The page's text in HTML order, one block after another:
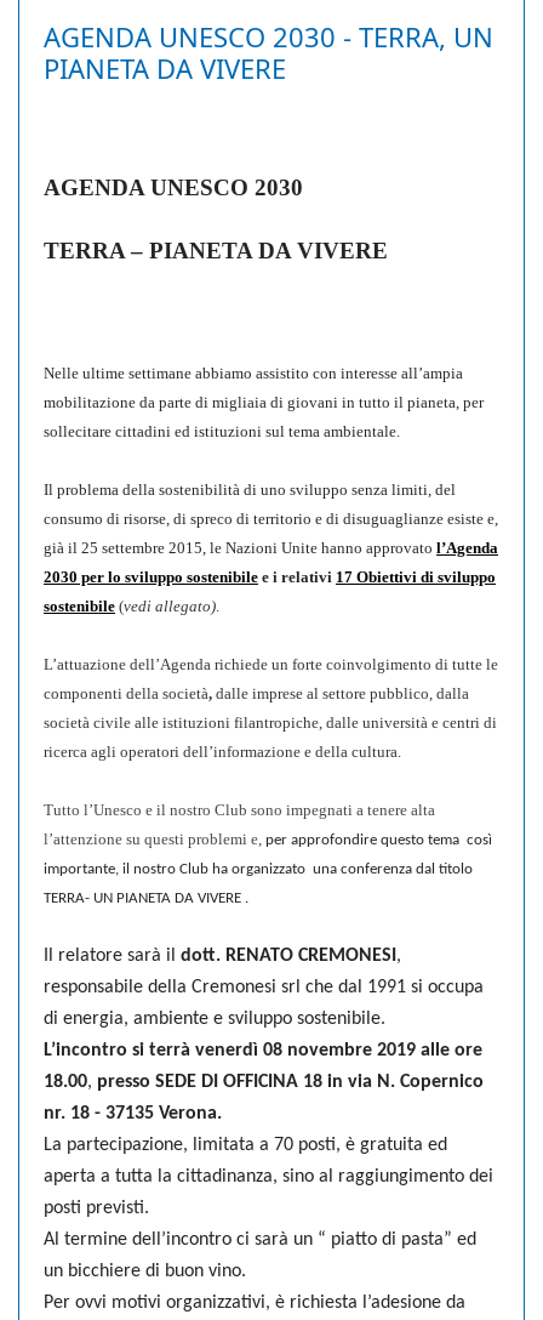
AGENDA UNESCO 2030 - TERRA, UN
PIANETA DA VIVERE
AGENDA UNESCO 2030
TERRA – PIANETA DA VIVERE
Nelle ultime settimane abbiamo assistito con interesse all’ampia
mobilitazione da parte di migliaia di giovani in tutto il pianeta, per
sollecitare cittadini ed istituzioni sul tema ambientale.
Il problema della sostenibilità di uno sviluppo senza limiti, del
consumo di risorse, di spreco di territorio e di disuguaglianze esiste e,
già il 25 settembre 2015, le Nazioni Unite hanno approvato l’Agenda
2030 per lo sviluppo sostenibile e i relativi 17 Obiettivi di sviluppo
sostenibile (vedi allegato).
L’attuazione dell’Agenda richiede un forte coinvolgimento di tutte le
componenti della società, dalle imprese al settore pubblico, dalla
società civile alle istituzioni filantropiche, dalle università e centri di
ricerca agli operatori dell’informazione e della cultura.
Tutto l’Unesco e il nostro Club sono impegnati a tenere alta
l’attenzione su questi problemi e, per approfondire questo tema così
importante, il nostro Club ha organizzato una conferenza dal titolo
TERRA- UN PIANETA DA VIVERE .
Il relatore sarà il dott. RENATO CREMONESI ,
responsabile della Cremonesi srl che dal 1991 si occupa
di energia, ambiente e sviluppo sostenibile.
L’incontro si terrà venerdì 08 novembre 2019 alle ore
18.00, presso SEDE DI OFFICINA 18 in via N. Copernico
nr. 18 - 37135 Verona.
La partecipazione, limitata a 70 posti, è gratuita ed
aperta a tutta la cittadinanza, sino al raggiungimento dei
posti previsti.
Al termine dell’incontro ci sarà un “ piatto di pasta” ed
un bicchiere di buon vino.
Per ovvi motivi organizzativi, è richiesta l’adesione da